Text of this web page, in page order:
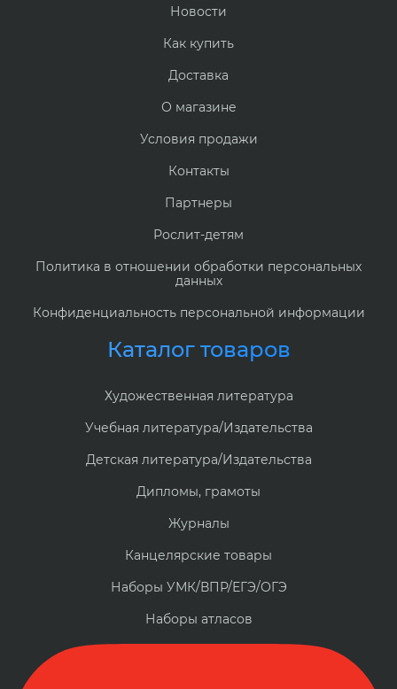
Новости
Как купить
Доставка
О магазине
Условия продажи
Контакты
Партнеры
Рослит-детям
Политика в отношении обработки персональных
данных
Конфиденциальность персональной информации
Каталог товаров
Художественная литература
Учебная литература/Издательства
Детская литература/Издательства
Дипломы, грамоты
Журналы
Канцелярские товары
Наборы УМК/ВПР/ЕГЭ/ОГЭ
Наборы атласов